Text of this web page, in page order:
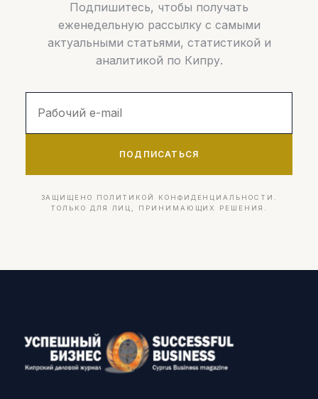
Подпишитесь, чтобы получать
еженедельную рассылку с самыми
актуальными статьями, статистикой и
аналитикой по Кипру.
ПОДПИСАТЬСЯ
ЗАЩИЩЕНО ПОЛИТИКОЙ КОНФИДЕНЦИАЛЬНОСТИ.
ТОЛЬКО ДЛЯ ЛИЦ, ПРИНИМАЮЩИХ РЕШЕНИЯ.